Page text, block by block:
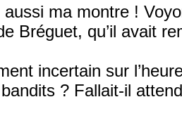
ma montre !
Bréguet, qu’il avait
incertain sur
? Fallait-il